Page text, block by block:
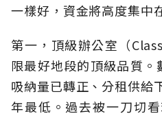
一樣好，資金將高度集中
第一，頂級辦公室（
限最好地段的頂級品質。
吸納量已轉正、分租供給
年最低。過去被一刀切